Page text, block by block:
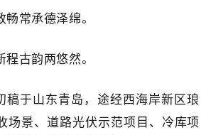
常承德泽绵。
古韵两悠然。
于山东青岛，途经西海岸新区琅
场景、道路光伏示范项目、冷库项